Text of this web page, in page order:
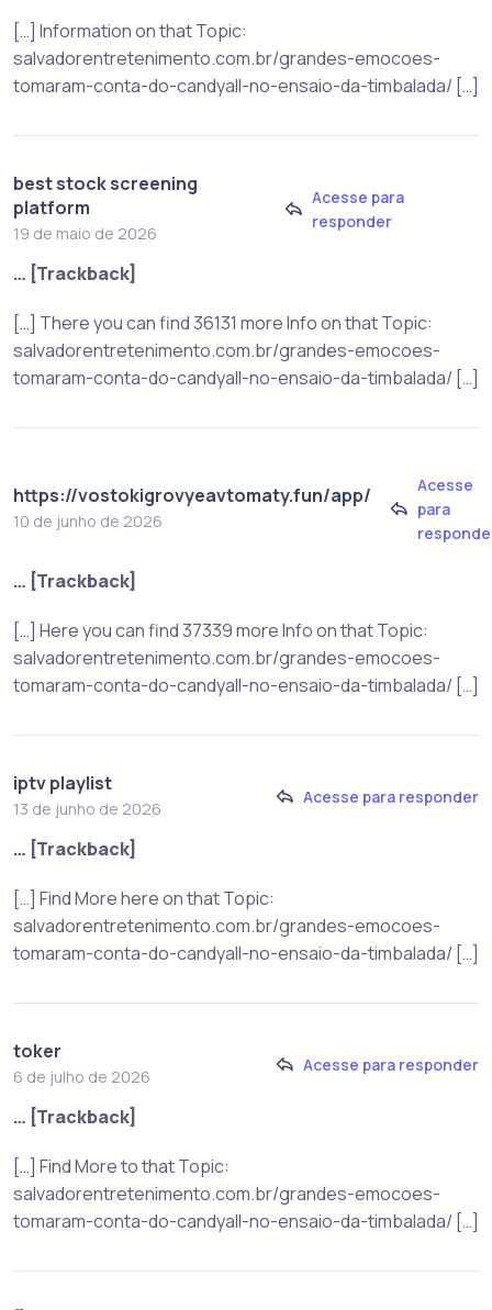
[…] Information on that Topic:
salvadorentretenimento.com.br/grandes-emocoes-
tomaram-conta-do-candyall-no-ensaio-da-timbalada/ […]
best stock screening
platform
19 de maio de 2026
Acesse para
responder
… [Trackback]
[…] There you can find 36131 more Info on that Topic:
salvadorentretenimento.com.br/grandes-emocoes-
tomaram-conta-do-candyall-no-ensaio-da-timbalada/ […]
https://vostokigrovyeavtomaty.fun/app/
10 de junho de 2026
Acesse
para
… [Trackback]
[…] Here you can find 37339 more Info on that Topic:
salvadorentretenimento.com.br/grandes-emocoes-
tomaram-conta-do-candyall-no-ensaio-da-timbalada/ […]
iptv playlist
13 de junho de 2026
Acesse para responder
… [Trackback]
[…] Find More here on that Topic:
salvadorentretenimento.com.br/grandes-emocoes-
tomaram-conta-do-candyall-no-ensaio-da-timbalada/ […]
toker
6 de julho de 2026
Acesse para responder
… [Trackback]
[…] Find More to that Topic:
salvadorentretenimento.com.br/grandes-emocoes-
tomaram-conta-do-candyall-no-ensaio-da-timbalada/ […]